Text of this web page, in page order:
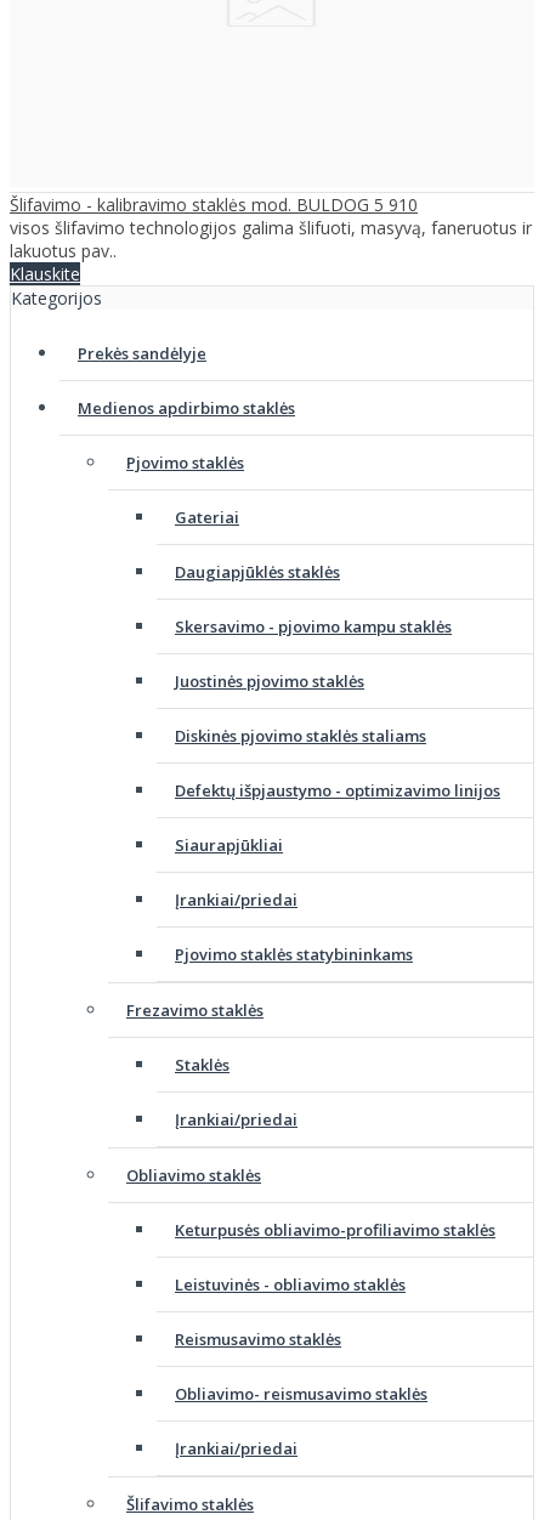
Šlifavimo - kalibravimo staklės mod. BULDOG 5 910
visos šlifavimo technologijos galima šlifuoti, masyvą, faneruotus ir
lakuotus pav..
Klauskite
Kategorijos
Prekės sandėlyje
Medienos apdirbimo staklės
Pjovimo staklės
Gateriai
Daugiapjūklės staklės
Skersavimo - pjovimo kampu staklės
Juostinės pjovimo staklės
Diskinės pjovimo staklės staliams
Defektų išpjaustymo - optimizavimo linijos
Siaurapjūkliai
Įrankiai/priedai
Pjovimo staklės statybininkams
Frezavimo staklės
Staklės
Įrankiai/priedai
Obliavimo staklės
Keturpusės obliavimo-profiliavimo staklės
Leistuvinės - obliavimo staklės
Reismusavimo staklės
Obliavimo- reismusavimo staklės
Įrankiai/priedai
Šlifavimo staklės